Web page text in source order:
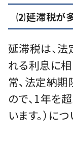
⑵延滞税が
延滞税は、
れる利息に相
常、法定納
ので、1年を
います。）に